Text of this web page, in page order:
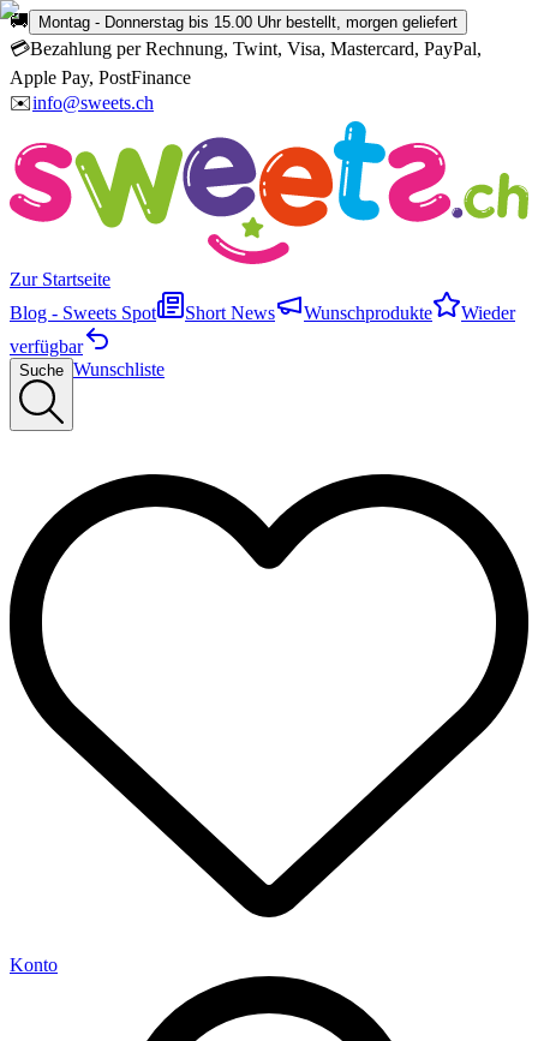
🚚 Montag - Donnerstag bis 15.00 Uhr bestellt, morgen geliefert
💳Bezahlung per Rechnung, Twint, Visa, Mastercard, PayPal,
Apple Pay, PostFinance
✉️info@sweets.ch
Zur Startseite
Blog - Sweets Spot
Short News Wunschprodukte
Wieder
verfügbar
Suche Wunschliste
Konto